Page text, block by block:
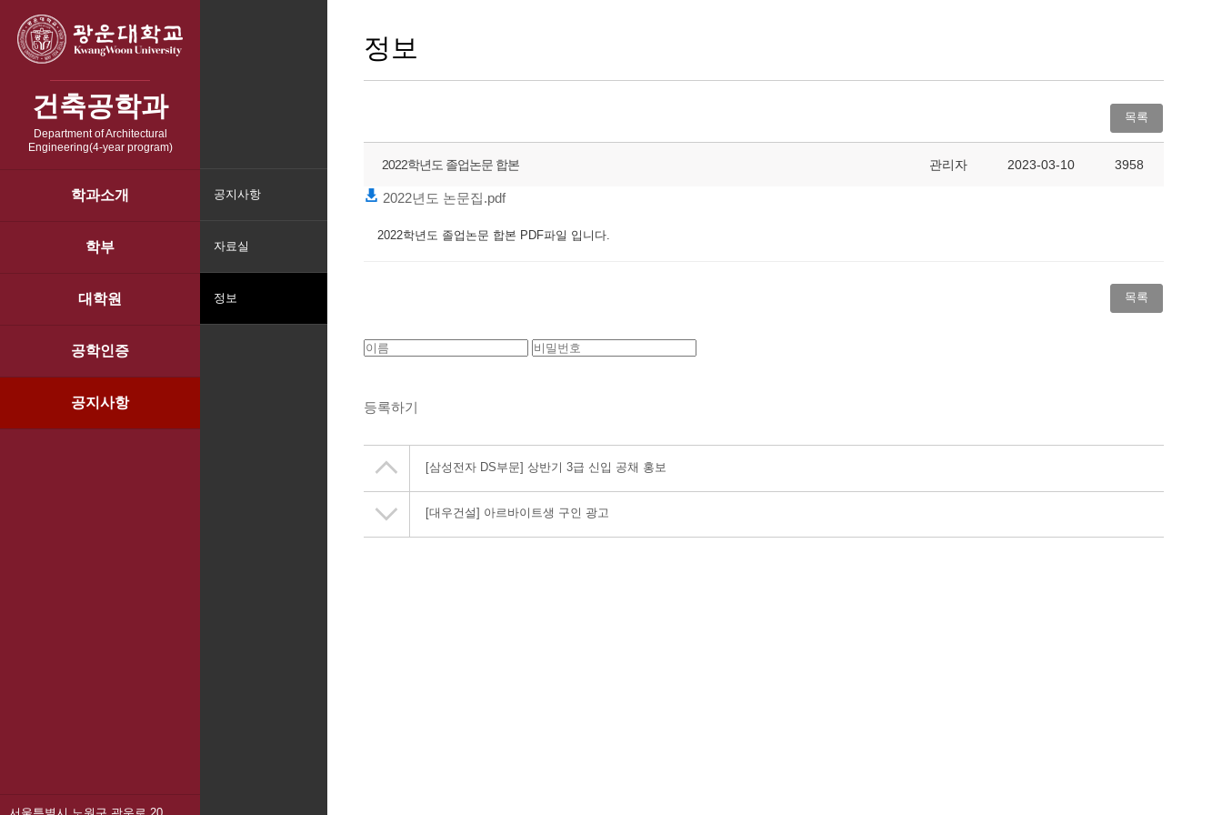
건축공학과
Department of Architectural
Engineering(4-year program)
학과소개
학부
대학원
공학인증
공지사항
공지사항
자료실
정보
정보
목록
2022학년도 졸업논문 합본 관리자 2023-03-10 3958
2022년도 논문집.pdf
2022학년도 졸업논문 합본 PDF파일 입니다.
목록
등록하기
[삼성전자 DS부문] 상반기 3급 신입 공채 홍보
[대우건설] 아르바이트생 구인 광고